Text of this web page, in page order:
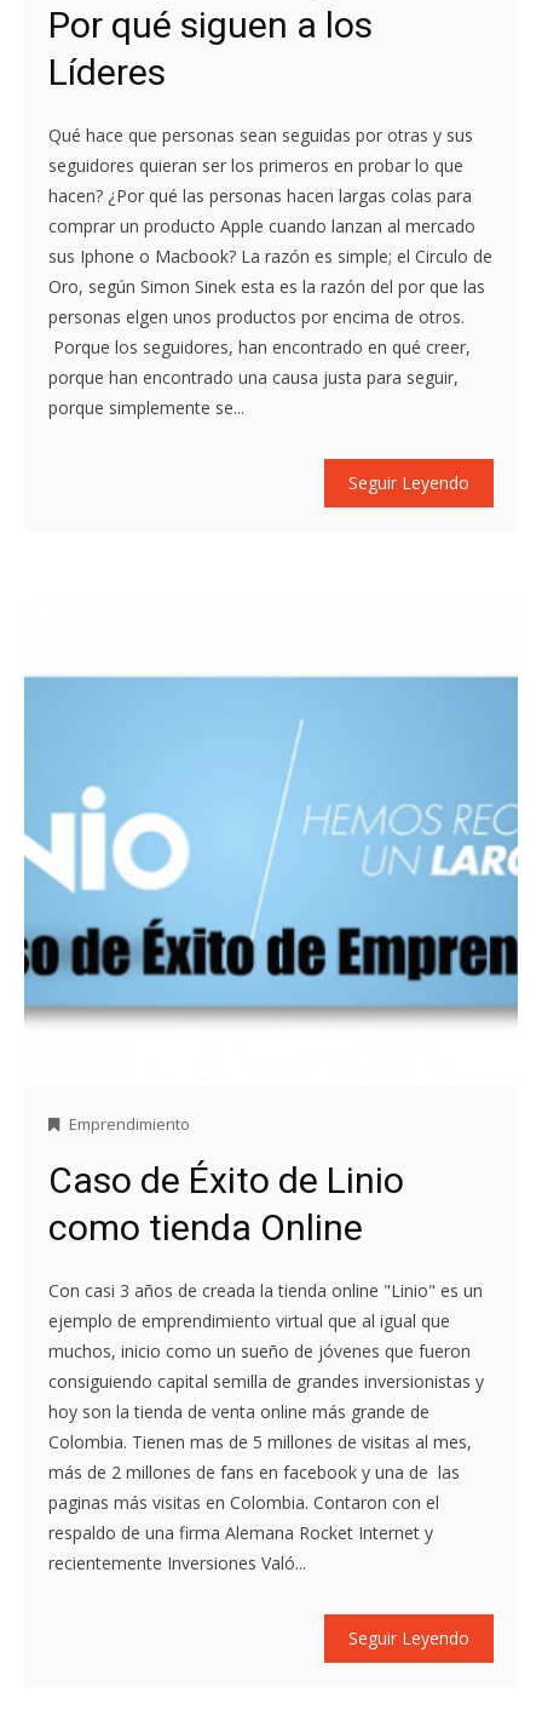
Por qué siguen a los
Líderes
Qué hace que personas sean seguidas por otras y sus
seguidores quieran ser los primeros en probar lo que
hacen? ¿Por qué las personas hacen largas colas para
comprar un producto Apple cuando lanzan al mercado
sus Iphone o Macbook? La razón es simple; el Circulo de
Oro, según Simon Sinek esta es la razón del por que las
personas elgen unos productos por encima de otros.
Porque los seguidores, han encontrado en qué creer,
porque han encontrado una causa justa para seguir,
porque simplemente se...
Seguir Leyendo
Emprendimiento
Caso de Éxito de Linio
como tienda Online
Con casi 3 años de creada la tienda online "Linio" es un
ejemplo de emprendimiento virtual que al igual que
muchos, inicio como un sueño de jóvenes que fueron
consiguiendo capital semilla de grandes inversionistas y
hoy son la tienda de venta online más grande de
Colombia. Tienen mas de 5 millones de visitas al mes,
más de 2 millones de fans en facebook y una de las
paginas más visitas en Colombia. Contaron con el
respaldo de una firma Alemana Rocket Internet y
recientemente Inversiones Való...
Seguir Leyendo